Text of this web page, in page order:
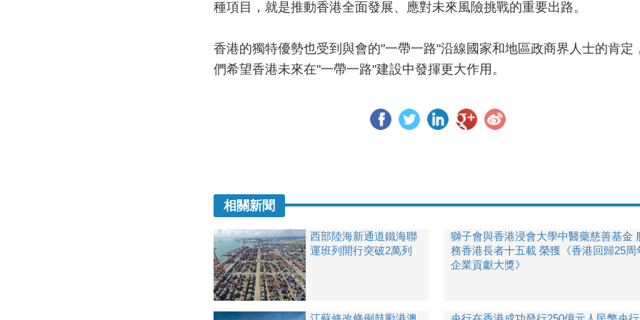
種項目，就是推動香港全面發展、應對未來風險挑戰的重要出路。
香港的獨特優勢也受到與會的"一帶一路"沿線國家和地區政商界人士的肯定
們希望香港未來在"一帶一路"建設中發揮更大作用。
相關新聞
西部陸海新通道鐵海聯
運班列開行突破2萬列
獅子會與香港浸會大學中醫藥慈善基金
務香港長者十五載 榮獲《香港回歸25周
企業貢獻大獎》